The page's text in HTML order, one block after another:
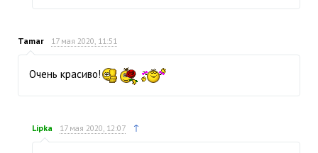
Tamar 17 мая 2020, 11:51
Очень красиво!
Lipka 17 мая 2020, 12:07 ↑